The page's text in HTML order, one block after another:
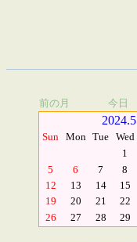
前の月 今日
2024.5
Sun Mon Tue Wed
1
5
6 7 8
12
13 14 15
19
20 21 22
26
27 28 29